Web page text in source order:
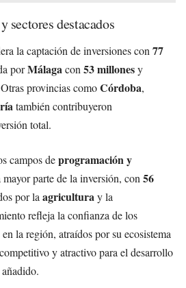
sectores destacados
la captación de inversiones con 77
porMálagacon 53 millonesy
provincias comoCórdoba,
también contribuyeron
total.
campos deprogramación y
parte de la inversión, con 56
por la agriculturay la
refleja la confianza de los
la región, atraídos por su ecosistema
y atractivo para el desarrollo